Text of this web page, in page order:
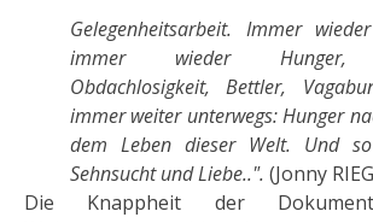
Gelegenheitsarbeit. Immer
immer wieder Hunger,
Obdachlosigkeit, Bettler,
immer weiter unterwegs: Hunger
dem Leben dieser Welt. Und
Sehnsucht und Liebe..". (Jonny
Die Knappheit der